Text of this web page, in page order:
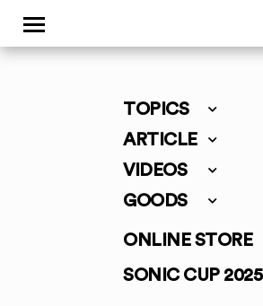
TOPICS
ARTICLE
VIDEOS
GOODS
ONLINE STORE
SONIC CUP 2025